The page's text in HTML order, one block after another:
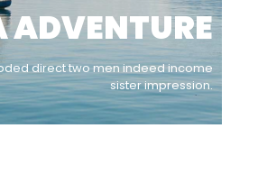
ADVENTURE
direct two men indeed income
sister impression.